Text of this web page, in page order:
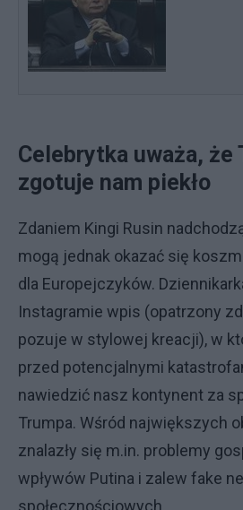
Celebrytka uważa, że
zgotuje nam piekło
Zdaniem Kingi Rusin
mogą jednak okazać się
dla Europejczyków.
Instagramie wpis (opatrzony
pozuje w stylowej kreacji), w
przed potencjalnymi
nawiedzić nasz kontynent za
Trumpa. Wśród największych
znalazły się m.in. problemy
wpływów Putina i zalew fake
społecznościowych.